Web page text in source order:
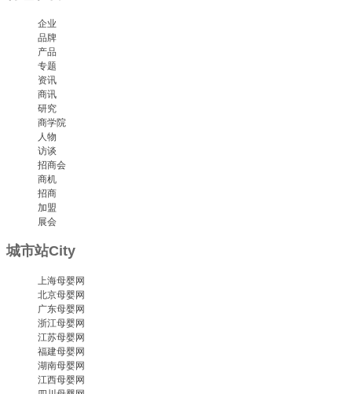
企业
品牌
产品
专题
资讯
商讯
研究
商学院
人物
访谈
招商会
商机
招商
加盟
展会
城市站City
上海母婴网
北京母婴网
广东母婴网
浙江母婴网
江苏母婴网
福建母婴网
湖南母婴网
江西母婴网